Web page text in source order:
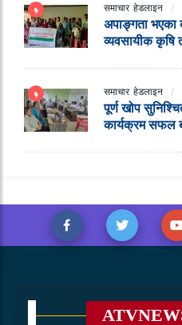
समाचार हेडलाइन
अपाङ्गता भएका
व्यवसायीक कृषि
समाचार हेडलाइन
पूर्ण खोप
कार्यक्रम सफल